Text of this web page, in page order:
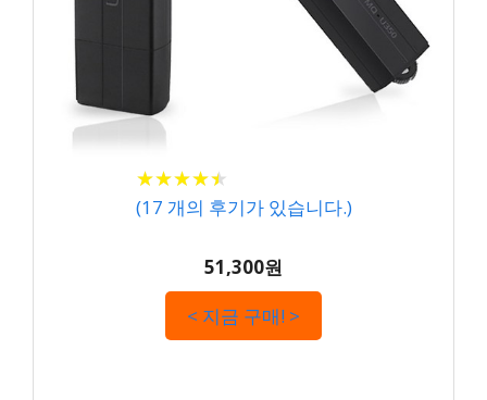
★★★★★
★★★★★
(17 개의 후기가 있습니다.)
51,300원
< 지금 구매! >